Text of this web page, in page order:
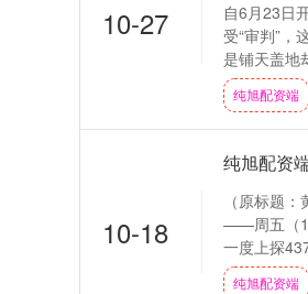
10-27
自6月23日
受“审判”，
是铺天盖地
纯旭配资端
10-18
纯旭配资
（原标题
——周五（
一度上探
纯旭配资端